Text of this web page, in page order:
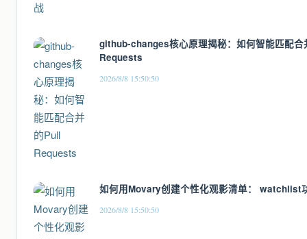
github-changes核心原理揭秘：如何智能匹配合
Requests
2026/8/8 15:50:50
如何用Movary创建个性化观影清单： watchlist
2026/8/8 15:50:50